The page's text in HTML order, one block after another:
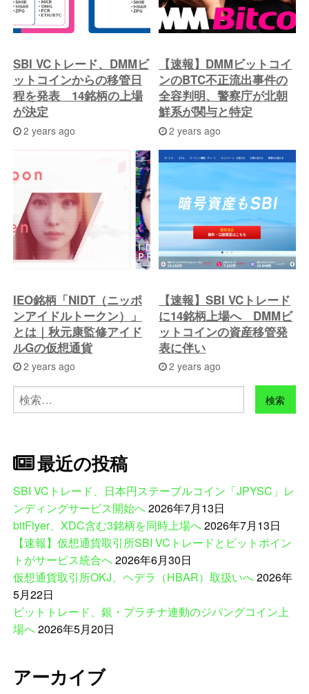
SBI VCトレード、DMMビ
ットコインからの移管日
程を発表 14銘柄の上場
が決定
2 years ago
【速報】DMMビットコイ
ンのBTC不正流出事件の
全容判明、警察庁が北朝
鮮系が関与と特定
2 years ago
IEO銘柄「NIDT（ニッポ
ンアイドルトークン）」
とは｜秋元康監修アイド
ルGの仮想通貨
2 years ago
【速報】SBI VCトレード
に14銘柄上場へ DMMビ
ットコインの資産移管発
表に伴い
2 years ago
検
索:
最近の投稿
SBI VCトレード、日本円ステーブルコイン「JPYSC」レ
ンディングサービス開始へ2026年7月13日
bitFlyer、XDC含む3銘柄を同時上場へ2026年7月13日
【速報】仮想通貨取引所SBI VCトレードとビットポイン
トがサービス統合へ2026年6月30日
仮想通貨取引所OKJ、ヘデラ（HBAR）取扱いへ2026年
5月22日
ビットトレード、銀・プラチナ連動のジパングコイン上
場へ2026年5月20日
アーカイブ